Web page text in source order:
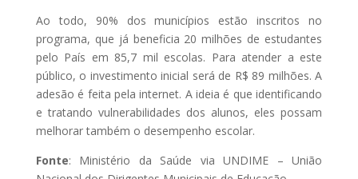
Ao todo, 90% dos municípios estão inscritos no
programa, que já beneficia 20 milhões de estudantes
pelo País em 85,7 mil escolas. Para atender a este
público, o investimento inicial será de R$ 89 milhões. A
adesão é feita pela internet. A ideia é que identificando
e tratando vulnerabilidades dos alunos, eles possam
melhorar também o desempenho escolar.
Fonte: Ministério da Saúde via UNDIME – União